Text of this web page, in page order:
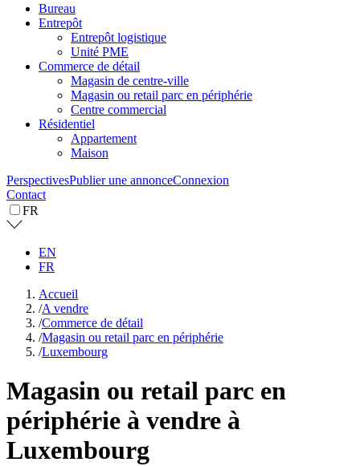
Bureau
Entrepôt
Entrepôt logistique
Unité PME
Commerce de détail
Magasin de centre-ville
Magasin ou retail parc en périphérie
Centre commercial
Résidentiel
Appartement
Maison
PerspectivesPublier une annonceConnexion
Contact
FR
EN
FR
Accueil
/A vendre
/Commerce de détail
/Magasin ou retail parc en périphérie
/Luxembourg
Magasin ou retail parc en
périphérie à vendre à
Luxembourg